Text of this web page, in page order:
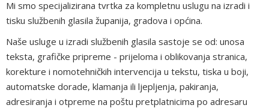
Mi smo specijalizirana tvrtka za kompletnu uslugu na izradi i
tisku službenih glasila županija, gradova i općina.
Naše usluge u izradi službenih glasila sastoje se od: unosa
teksta, grafičke pripreme - prijeloma i oblikovanja stranica,
korekture i nomotehničkih intervencija u tekstu, tiska u boji,
automatske dorade, klamanja ili ljepljenja, pakiranja,
adresiranja i otpreme na poštu pretplatnicima po adresaru